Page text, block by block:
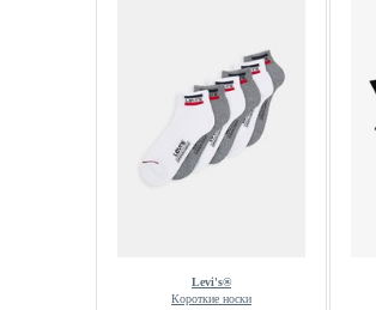
Levi's®
Короткие носки